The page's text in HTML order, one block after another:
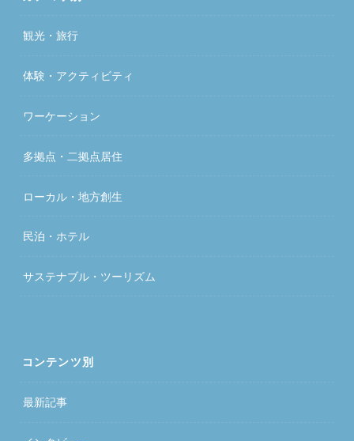
観光・旅行
体験・アクティビティ
ワーケーション
多拠点・二拠点居住
ローカル・地方創生
民泊・ホテル
サステナブル・ツーリズム
コンテンツ別
最新記事